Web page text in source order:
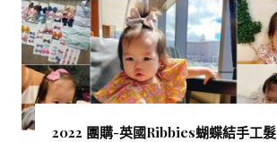
2022 團購-英國Ribbies蝴蝶結手工髮